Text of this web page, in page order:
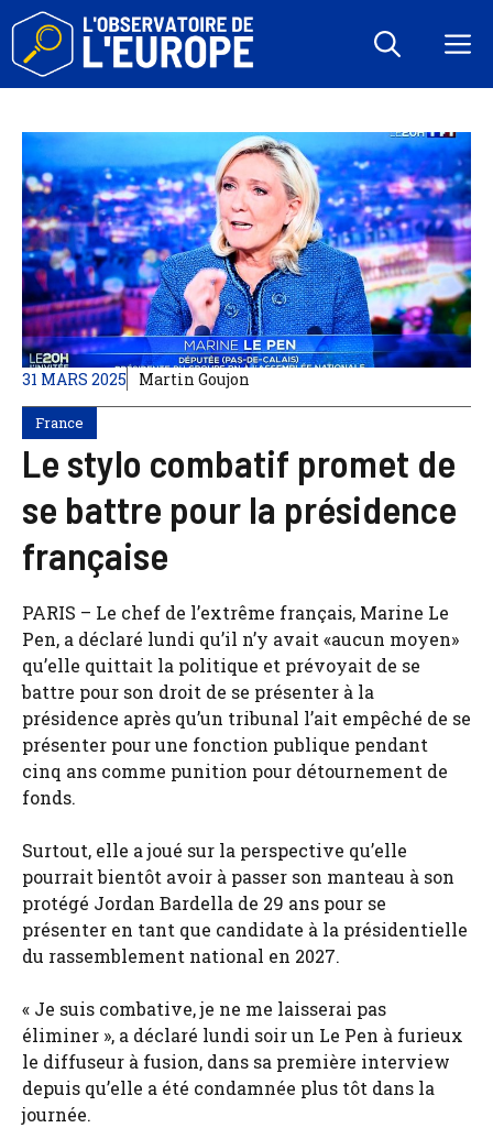
Aller
contenu
31 MARS 2025 Martin Goujon
France
Le stylo combatif promet de
se battre pour la présidence
française
PARIS – Le chef de l’extrême français, Marine Le
Pen, a déclaré lundi qu’il n’y avait «aucun moyen»
qu’elle quittait la politique et prévoyait de se
battre pour son droit de se présenter à la
présidence après qu’un tribunal l’ait empêché de se
présenter pour une fonction publique pendant
cinq ans comme punition pour détournement de
fonds.
Surtout, elle a joué sur la perspective qu’elle
pourrait bientôt avoir à passer son manteau à son
protégé Jordan Bardella de 29 ans pour se
présenter en tant que candidate à la présidentielle
du rassemblement national en 2027.
« Je suis combative, je ne me laisserai pas
éliminer », a déclaré lundi soir un Le Pen à furieux
le diffuseur à fusion, dans sa première interview
depuis qu’elle a été condamnée plus tôt dans la
journée.